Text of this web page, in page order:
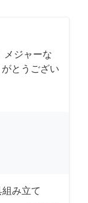
メジャーな
とうござい
み立て